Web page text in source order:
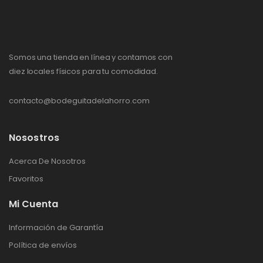
Somos una tienda en línea y contamos con
diez locales físicos para tu comodidad.
contacto@bodeguitadelahorro.com
Nosostros
Acerca De Nosotros
Favoritos
Mi Cuenta
Información de Garantía
Política de envíos